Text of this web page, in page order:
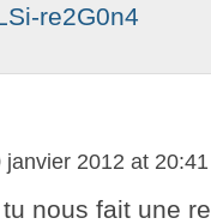
re2G0n4
janvier 2012 at 20:41
nous fait une